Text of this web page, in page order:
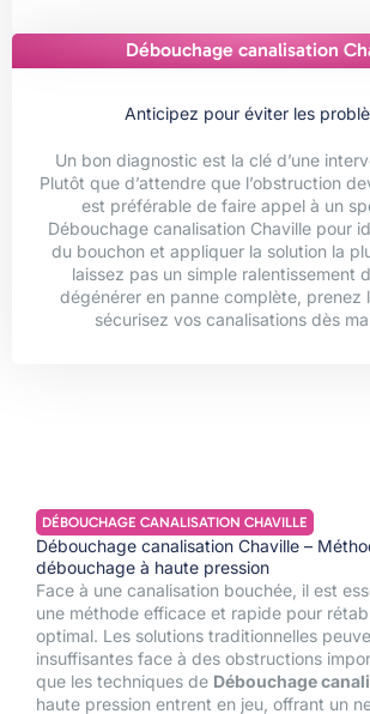
Débouchage canalisation
Anticipez pour éviter les
Un bon diagnostic est la clé d’une
Plutôt que d’attendre que l’obstruction
est préférable de faire appel à un
Débouchage canalisation Chaville pour
du bouchon et appliquer la solution la
laissez pas un simple ralentissement
dégénérer en panne complète, prenez
sécurisez vos canalisations dès
DÉBOUCHAGE CANALISATION CHAVILLE
Débouchage canalisation Chaville –
débouchage à haute pression
Face à une canalisation bouchée, il est
une méthode efficace et rapide pour
optimal. Les solutions traditionnelles
insuffisantes face à des obstructions
que les techniques de Débouchage
haute pression entrent en jeu, offrant un